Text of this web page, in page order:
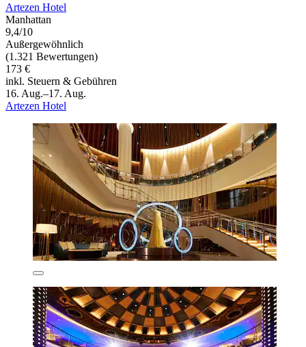
Artezen Hotel
Manhattan
9,4/10
Außergewöhnlich
(1.321 Bewertungen)
173 €
inkl. Steuern & Gebühren
16. Aug.–17. Aug.
Artezen Hotel